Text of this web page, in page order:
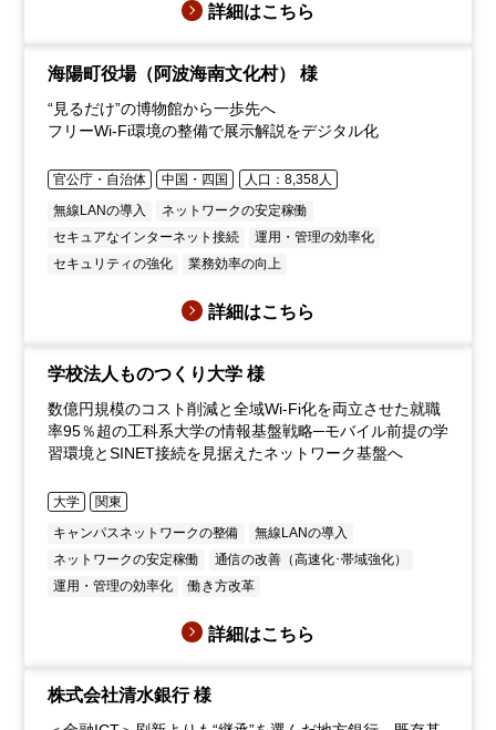
詳細はこちら
海陽町役場（阿波海南文化村） 様
“見るだけ”の博物館から一歩先へ
フリーWi‑Fi環境の整備で展示解説をデジタル化
官公庁・自治体 中国・四国
人口：8,358人
無線LANの導入
ネットワークの安定稼働
セキュアなインターネット接続
運用・管理の効率化
セキュリティの強化
業務効率の向上
詳細はこちら
学校法人ものつくり大学 様
数億円規模のコスト削減と全域Wi-Fi化を両立させた就職
率95％超の工科系大学の情報基盤戦略─モバイル前提の学
習環境とSINET接続を見据えたネットワーク基盤へ
大学
関東
キャンパスネットワークの整備
無線LANの導入
ネットワークの安定稼働
通信の改善（高速化･帯域強化）
運用・管理の効率化
働き方改革
詳細はこちら
株式会社清水銀行 様